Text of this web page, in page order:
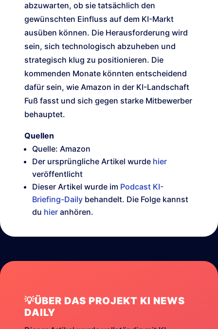
abzuwarten, ob sie tatsächlich den
gewünschten Einfluss auf dem KI-Markt
ausüben können. Die Herausforderung wird
sein, sich technologisch abzuheben und
strategisch klug zu positionieren. Die
kommenden Monate könnten entscheidend
dafür sein, wie Amazon in der KI-Landschaft
Fuß fasst und sich gegen starke Mitbewerber
behauptet.
Quellen
Quelle: Amazon
Der ursprüngliche Artikel wurde hier
veröffentlicht
Dieser Artikel wurde im Podcast KI-
Briefing-Daily behandelt. Die Folge kannst
du hier anhören.
💡ÜBER DAS PROJEKT KI NEWS
DAILY